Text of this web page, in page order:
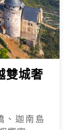
雙城奢
、迦南島